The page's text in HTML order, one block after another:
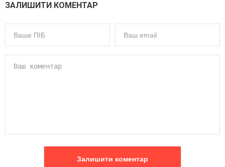
ЗАЛИШИТИ КОМЕНТАР
Залишити коментар